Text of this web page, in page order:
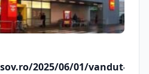
2025/06/01/vandut-